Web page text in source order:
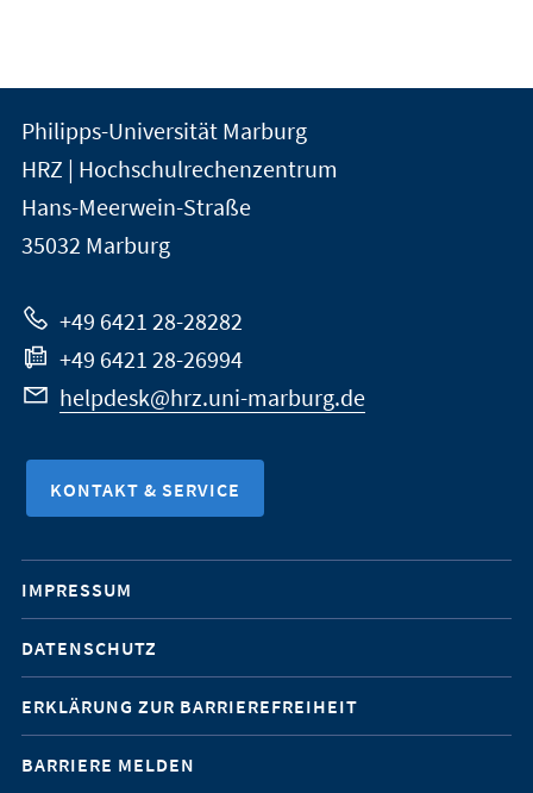
Kontakt
und
Informationen
zur
Website
der
Universität
Marburg
Philipps-Universität Marburg
HRZ | Hochschulrechenzentrum
Hans-Meerwein-Straße
35032 Marburg
+49 6421 28-28282
+49 6421 28-26994
helpdesk@hrz.uni-marburg.de
KONTAKT & SERVICE
Mobile-
Service-
Navigation
IMPRESSUM
DATENSCHUTZ
ERKLÄRUNG ZUR BARRIEREFREIHEIT
BARRIERE MELDEN